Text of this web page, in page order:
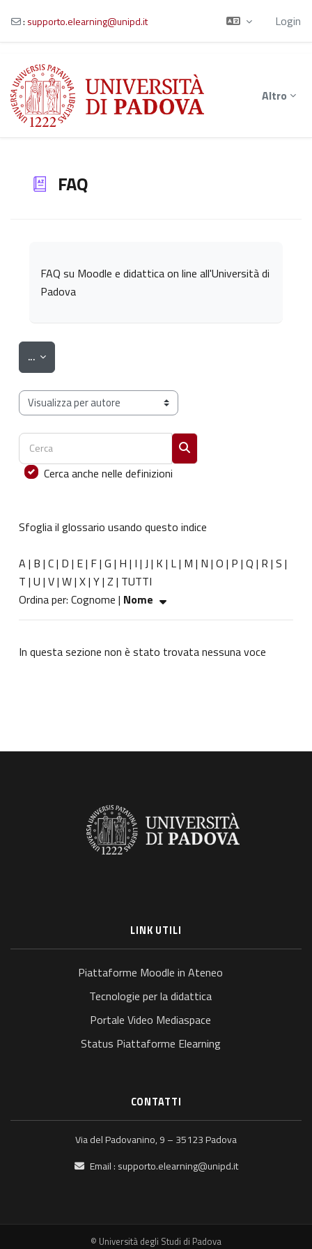
Vai al contenuto principale
: supporto.elearning@unipd.it Login
Altro
FAQ
FAQ su Moodle e didattica on line all'Università di
Padova
... Esporta voci
Sfoglia il glossario usando questo indice
Cerca
Cerca
Cerca anche nelle definizioni
Sfoglia il glossario usando questo indice
A | B | C| D | E| F| G | H | I | J | K | L| M | N | O | P | Q | R | S |
T | U | V| W| X| Y| Z | TUTTI
Ordinato per Nome crescente
Ordina per: Cognome | Nome
In questa sezione non è stato trovata nessuna voce
LINK UTILI
Piattaforme Moodle in Ateneo
Tecnologie per la didattica
Portale Video Mediaspace
Status Piattaforme Elearning
CONTATTI
Via del Padovanino, 9 – 35123 Padova
Email : supporto.elearning@unipd.it
© Università degli Studi di Padova